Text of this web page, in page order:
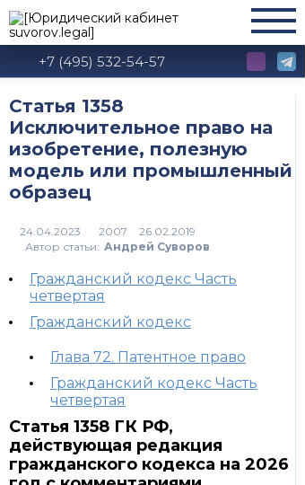
+7 (495) 532-54-57
Статья 1358
Исключительное право на
изобретение, полезную
модель или промышленный
образец
2007
Автор статьи: Андрей Суворов
Гражданский кодекс Часть
четвертая
Гражданский кодекс
Глава 72. Патентное право
Гражданский кодекс Часть
четвертая
Статья 1358 ГК РФ,
действующая редакция
гражданского кодекса на 2026